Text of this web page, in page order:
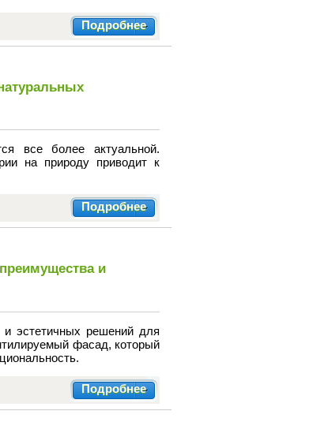
Подробнее
все более актуальной.
на природу приводит к
Подробнее
и
и эстетичных решений для
фасад, который
Подробнее